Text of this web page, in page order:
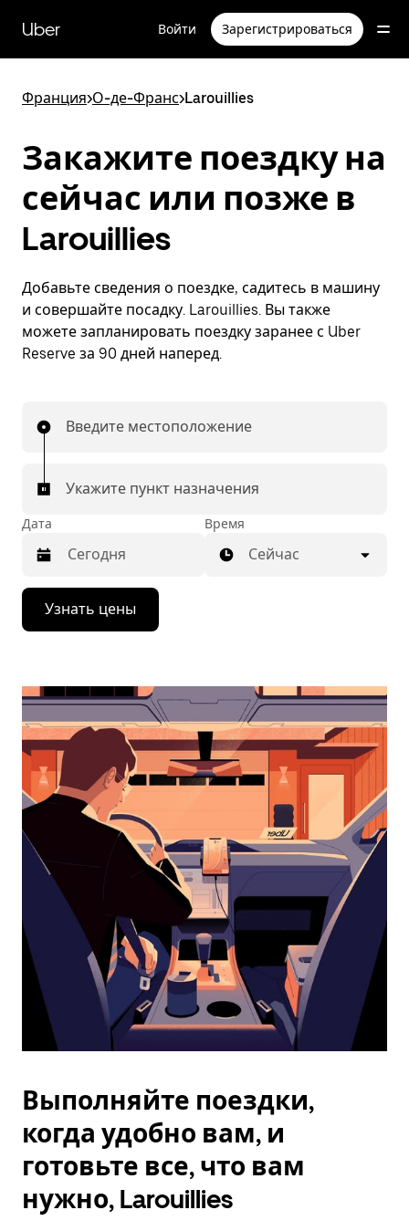
перейти
к
Uber Войти Зарегистрироваться
Франция>О-де-Франс>Larouillies
Закажите поездку на
сейчас или позже в
Larouillies
Добавьте сведения о поездке, садитесь в машину
и совершайте посадку. Larouillies. Вы также
можете запланировать поездку заранее с Uber
Reserve за 90 дней наперед.
Введите местоположение
Укажите пункт назначения
Дата
Нажмите
стрелку
вниз,
календарю
выбрать
дату.
Чтобы
закрыть
календарь,
нажмите
Esc.
Время
Сейчас
Узнать цены
Выполняйте поездки,
когда удобно вам, и
готовьте все, что вам
нужно, Larouillies